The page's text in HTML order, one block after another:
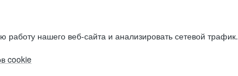
нашего веб-сайта и анализировать сетевой трафик.
cookie